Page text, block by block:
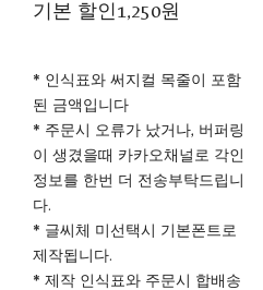
기본 할인1,250원
* 인식표와 써지컬 목줄이 포함
된 금액입니다
* 주문시 오류가 났거나, 버퍼링
이 생겼을때 카카오채널로 각인
정보를 한번 더 전송부탁드립니
다.
* 글씨체 미선택시 기본폰트로
제작됩니다.
* 제작 인식표와 주문시 합배송